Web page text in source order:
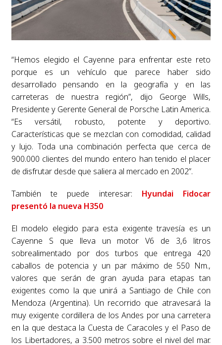
“Hemos elegido el Cayenne para enfrentar este reto
porque es un vehículo que parece haber sido
desarrollado pensando en la geografía y en las
carreteras de nuestra región”, dijo George Wills,
Presidente y Gerente General de Porsche Latin America.
“Es versátil, robusto, potente y deportivo.
Características que se mezclan con comodidad, calidad
y lujo. Toda una combinación perfecta que cerca de
900.000 clientes del mundo entero han tenido el placer
de disfrutar desde que saliera al mercado en 2002”.
También te puede interesar: Hyundai Fidocar
presentó la nueva H350
El modelo elegido para esta exigente travesía es un
Cayenne S que lleva un motor V6 de 3,6 litros
sobrealimentado por dos turbos que entrega 420
caballos de potencia y un par máximo de 550 Nm.,
valores que serán de gran ayuda para etapas tan
exigentes como la que unirá a Santiago de Chile con
Mendoza (Argentina). Un recorrido que atravesará la
muy exigente cordillera de los Andes por una carretera
en la que destaca la Cuesta de Caracoles y el Paso de
los Libertadores, a 3.500 metros sobre el nivel del mar.